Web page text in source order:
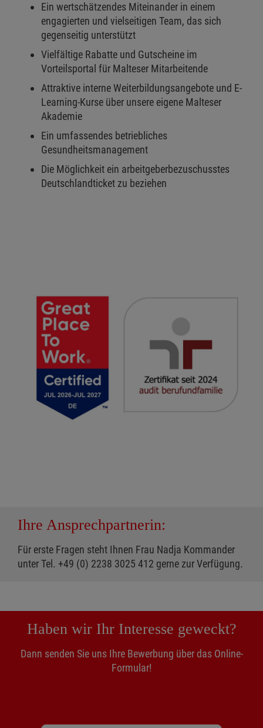
Ein wertschätzendes Miteinander in einem
engagierten und vielseitigen Team, das sich
gegenseitig unterstützt
Vielfältige Rabatte und Gutscheine im
Vorteilsportal für Malteser Mitarbeitende
Attraktive interne Weiterbildungsangebote und E-
Learning-Kurse über unsere eigene Malteser
Akademie
Ein umfassendes betriebliches
Gesundheitsmanagement
Die Möglichkeit ein arbeitgeberbezuschusstes
Deutschlandticket zu beziehen
Ihre Ansprechpartnerin:
Für erste Fragen steht Ihnen Frau Nadja Kommander
unter Tel. +49 (0) 2238 3025 412 gerne zur Verfügung.
Haben wir Ihr Interesse geweckt?
Dann senden Sie uns Ihre Bewerbung über das Online-
Formular!